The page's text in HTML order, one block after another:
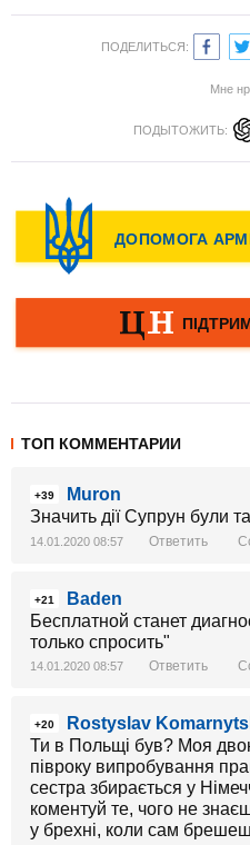
ПОДЕЛИТЬСЯ:
Мне
ПОДЫТОЖИТЬ:
ТОП КОММЕНТАРИИ
+39
Muron
Значить дії Супрун були
14.01.2020 08:57 Ответить
+21
Baden
Бесплатной станет
только спросить"
14.01.2020 08:57 Ответить
+20
Rostyslav
Ти в Польщі був? Моя
півроку випробування
сестра збирається у
коментуй те, чого не
у брехні, коли сам